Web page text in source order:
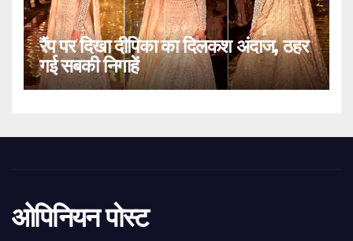
रैंप पर दिखा दीपिका का दिलकश अंदाज, ठहर
गई सबकी निगाहें
ओपिनियन पोस्ट